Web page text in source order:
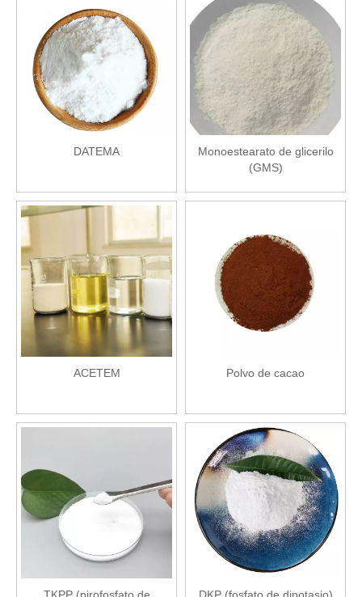
DATEMA
Monoestearato de glicerilo
(GMS)
ACETEM Polvo de cacao